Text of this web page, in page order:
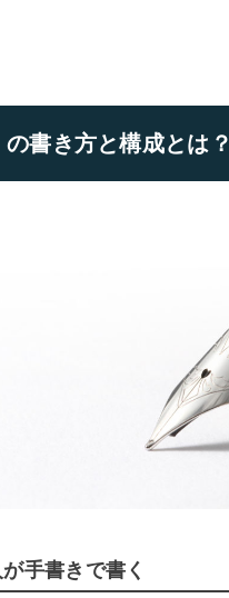
の書き方と構成とは？
手書きで書く